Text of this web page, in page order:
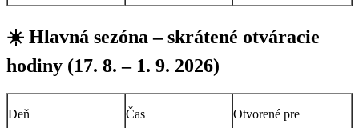
☀️ Hlavná sezóna – skrátené otváracie
hodiny (17. 8. – 1. 9. 2026)
Deň Čas Otvorené pre